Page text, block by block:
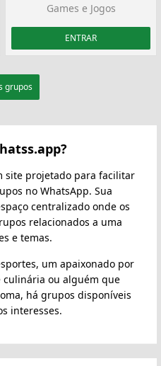
Games e Jogos
ENTRAR
grupos
site projetado para facilitar
no WhatsApp. Sua
centralizado onde os
relacionados a uma
e temas.
um apaixonado por
ou alguém que
há grupos disponíveis
interesses.